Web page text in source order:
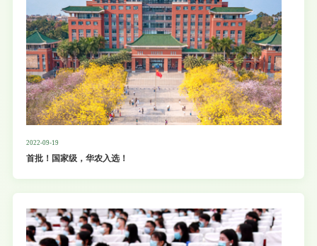
2022-09-19
首批！国家级，华农入选！